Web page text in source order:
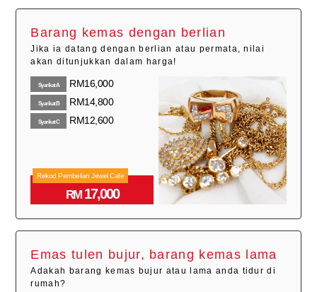
Barang kemas dengan berlian
Jika ia datang dengan berlian atau permata, nilai
akan ditunjukkan dalam harga!
SyarikatA RM16,000
SyarikatB RM14,800
SyarikatC RM12,600
Rekod Pembelian Jewel Cafe
RM17,000
Emas tulen bujur, barang kemas lama
Adakah barang kemas bujur atau lama anda tidur di
rumah?